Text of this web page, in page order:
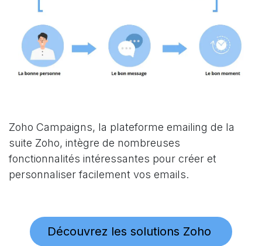
Zoho Campaigns, la plateforme emailing de la
suite Zoho, intègre de nombreuses
fonctionnalités intéressantes pour créer et
personnaliser facilement vos emails.
Découvrez les solutions Zoho